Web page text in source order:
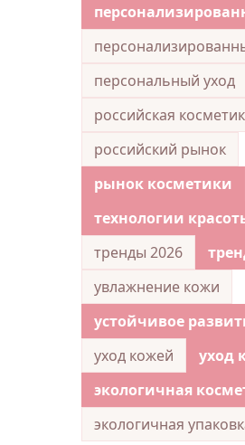
персональный уход
российская
российский рынок
рынок косметики
технологии
тренды 2026
увлажнение кожи
устойчивое
уход кожей
уход
экологичная
экологичная